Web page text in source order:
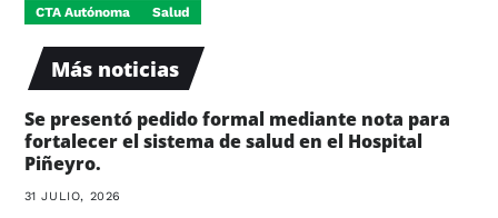
CTA Autónoma Salud
Más noticias
Se presentó pedido formal mediante nota para
fortalecer el sistema de salud en el Hospital
Piñeyro.
31 JULIO, 2026